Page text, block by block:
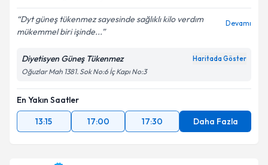
Dyt güneş tükenmez sayesinde sağlıklı kilo verdım
mükemmel biri işinde...
Devamı
Diyetisyen Güneş Tükenmez Haritada Göster
Oğuzlar Mah 1381. Sok No:6 İç Kapı No:3
En Yakın Saatler
13:15
17:00 17:30 Daha Fazla